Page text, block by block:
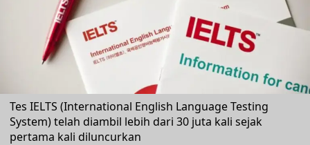
Tes IELTS (International English Language Testing
System) telah diambil lebih dari 30 juta kali sejak
pertama kali diluncurkan